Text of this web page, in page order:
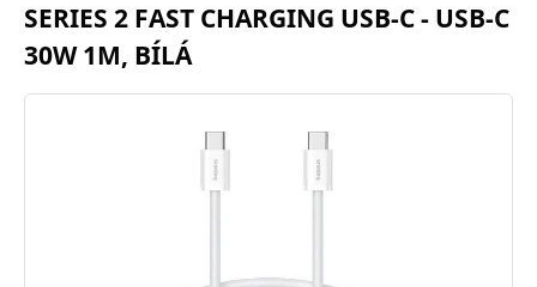
SERIES 2 FAST CHARGING USB-C - USB-C
30W 1M, BÍLÁ